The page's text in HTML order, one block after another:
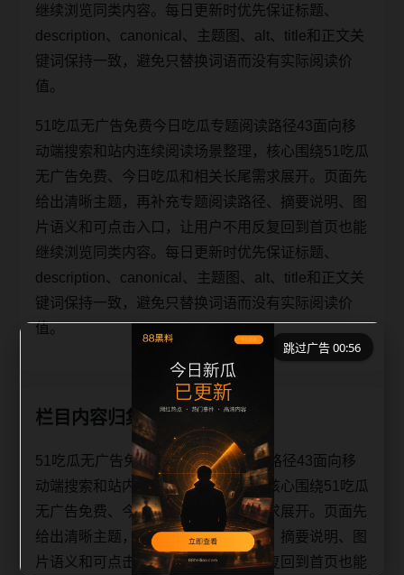
继续浏览同类内容。每日更新时优先保证标题、
description、canonical、主题图、alt、title和正文关
键词保持一致，避免只替换词语而没有实际阅读价
值。
51吃瓜无广告免费今日吃瓜专题阅读路径43面向移
动端搜索和站内连续阅读场景整理，核心围绕51吃瓜
无广告免费、今日吃瓜和相关长尾需求展开。页面先
给出清晰主题，再补充专题阅读路径、摘要说明、图
片语义和可点击入口，让用户不用反复回到首页也能
继续浏览同类内容。每日更新时优先保证标题、
description、canonical、主题图、alt、title和正文关
键词保持一致，避免只替换词语而没有实际阅读价
值。
栏目内容归集
51吃瓜无广告免费今日吃瓜专题阅读路径43面向移
动端搜索和站内连续阅读场景整理，核心围绕51吃瓜
无广告免费、今日吃瓜和相关长尾需求展开。页面先
给出清晰主题，再补充专题阅读路径、摘要说明、图
片语义和可点击入口，让用户不用反复回到首页也能
跳过广告 00:56